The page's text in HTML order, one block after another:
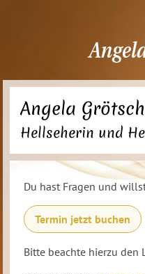
Angela Grötsch
Hellseherin und
Du hast Fragen und
Termin jetzt buchen
Bitte beachte hierzu den